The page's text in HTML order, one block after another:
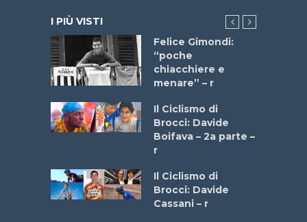
I PIÙ VISTI
Felice Gimondi:
“poche
chiacchiere e
menare” – r
Il Ciclismo di
Brocci: Davide
Boifava – 2a parte –
r
Il Ciclismo di
Brocci: Davide
Cassani – r